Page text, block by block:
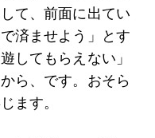
て、前面に出てい
済ませよう」とす
してもらえない」
ら、です。おそら
ます。